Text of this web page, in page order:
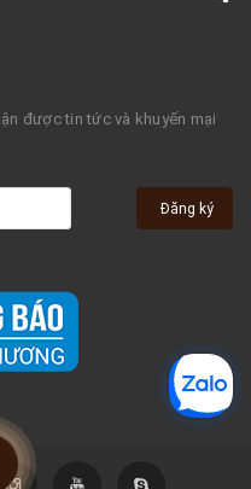
được tin tức và khuyến mại
Đăng ký